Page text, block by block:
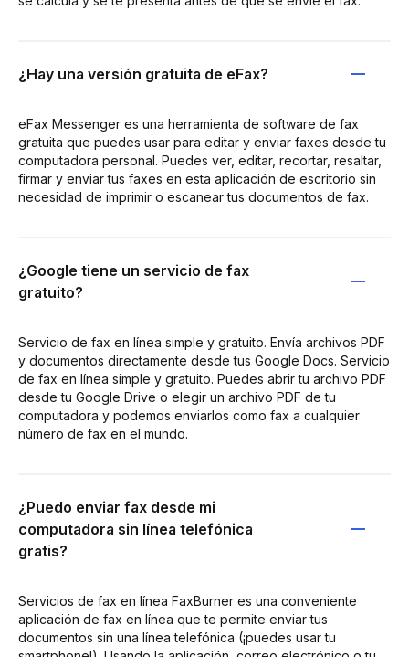
¿Hay una versión gratuita de eFax?
eFax Messenger es una herramienta de software de fax
gratuita que puedes usar para editar y enviar faxes desde tu
computadora personal. Puedes ver, editar, recortar, resaltar,
firmar y enviar tus faxes en esta aplicación de escritorio sin
necesidad de imprimir o escanear tus documentos de fax.
¿Google tiene un servicio de fax
gratuito?
Servicio de fax en línea simple y gratuito. Envía archivos PDF
y documentos directamente desde tus Google Docs. Servicio
de fax en línea simple y gratuito. Puedes abrir tu archivo PDF
desde tu Google Drive o elegir un archivo PDF de tu
computadora y podemos enviarlos como fax a cualquier
número de fax en el mundo.
¿Puedo enviar fax desde mi
computadora sin línea telefónica
gratis?
Servicios de fax en línea FaxBurner es una conveniente
aplicación de fax en línea que te permite enviar tus
documentos sin una línea telefónica (¡puedes usar tu